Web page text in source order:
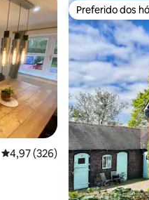
hóspedes
4,97 de uma avaliação média
4,97 (326)
Preferido dos
Preferido dos